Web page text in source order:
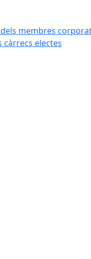
membres
càrrecs electes